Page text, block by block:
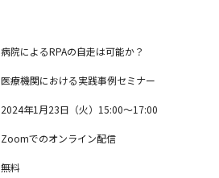
病院によるRPAの自走は可能か？
医療機関における実践事例セミナー
2024年1月23日（火） 15:00～17:00
Zoomでのオンライン配信
無料